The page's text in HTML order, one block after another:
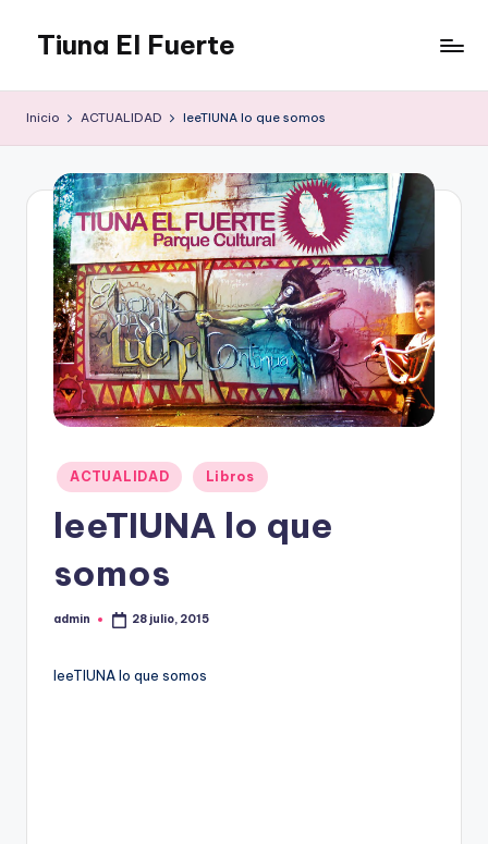
contenido
Tiuna El Fuerte
Espacio
arte
para
Caracas,
Teatro,
Estudio
Grabación,
Anfiteatros,
Acrobacia,
DanceHall,
Investigación,
Tienda
Arte.
Inicio ACTUALIDAD leeTIUNA lo que somos
Publicado
en
ACTUALIDAD Libros
leeTIUNA lo que
somos
Publicado
admin 28 julio, 2015
leeTIUNA lo que somos